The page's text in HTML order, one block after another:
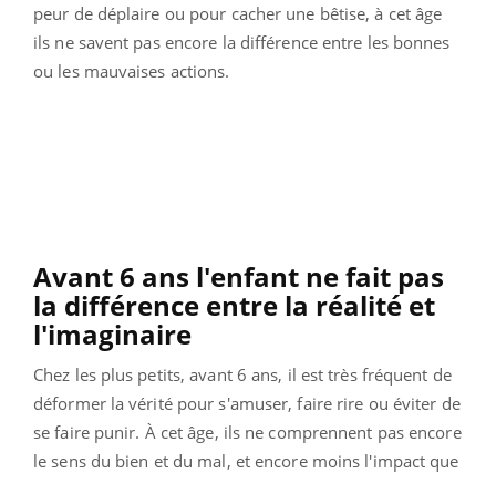
peur de déplaire ou pour cacher une bêtise, à cet âge
ils ne savent pas encore la différence entre les bonnes
ou les mauvaises actions.
Avant 6 ans l'enfant ne fait pas
la différence entre la réalité et
l'imaginaire
Chez les plus petits, avant 6 ans, il est très fréquent de
déformer la vérité pour s'amuser, faire rire ou éviter de
se faire punir. À cet âge, ils ne comprennent pas encore
le sens du bien et du mal, et encore moins l'impact que